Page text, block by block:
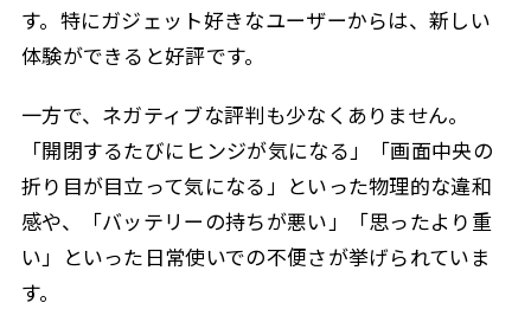
す。特にガジェット好きなユーザーからは、新しい
体験ができると好評です。
一方で、ネガティブな評判も少なくありません。
「開閉するたびにヒンジが気になる」「画面中央の
折り目が目立って気になる」といった物理的な違和
感や、「バッテリーの持ちが悪い」「思ったより重
い」といった日常使いでの不便さが挙げられていま
す。